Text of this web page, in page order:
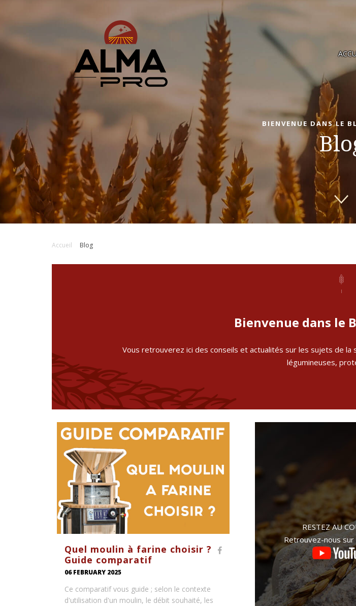
BIENVENUE DANS LE
Accueil Blog
Bienvenue dans le
Vous retrouverez ici des conseils et actualités sur les sujets de
légumineuses,
Quel moulin à farine choisir ?
Guide comparatif
06 FEBRUARY 2025
Ce comparatif vous guide ; selon le contexte
d'utilisation d'un moulin, le débit souhaité, les
RESTEZ AU
Retrouvez-nous sur